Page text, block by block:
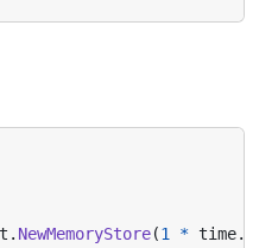
. NewMemoryStore(1 * time.